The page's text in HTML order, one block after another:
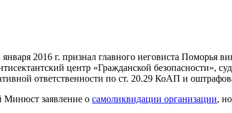
2016 г. признал главного иеговиста Поморья
центр «Гражданской безопасности»,
ответственности по ст. 20.29 КоАП и
Минюст заявление о самоликвидации организации,